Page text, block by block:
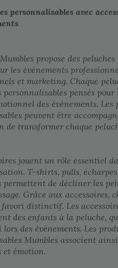
personnalisables avec
propose des
les événements
et marketing. Chaque
personnalisables pensés
des événements. Les
peuvent être
de transformer chaque
jouent un rôle essentiel
T-shirts, pulls,
permettent de décliner les
Grâce aux accessoires,
distinctif. Les
des enfants à la peluche,
des événements. Les
Mumbles associent
et émotion.